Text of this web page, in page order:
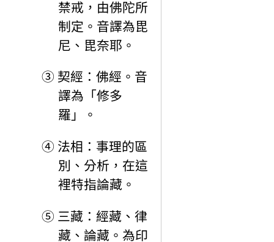
禁戒，由佛陀所
制定。音譯為毘
尼、毘奈耶。
③ 契經：佛經。音
譯為「修多
羅」。
④ 法相：事理的區
別、分析，在這
裡特指論藏。
⑤ 三藏：經藏、律
藏、論藏。為印